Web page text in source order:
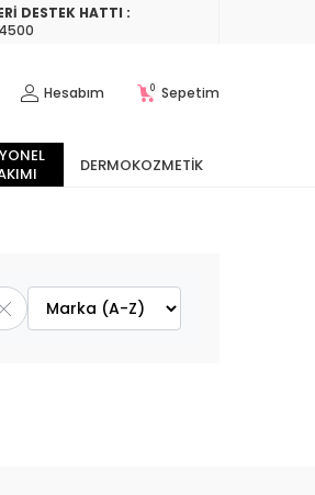
DESTEK HATTI :
Hesabım 0 Sepetim
DERMOKOZMETIK